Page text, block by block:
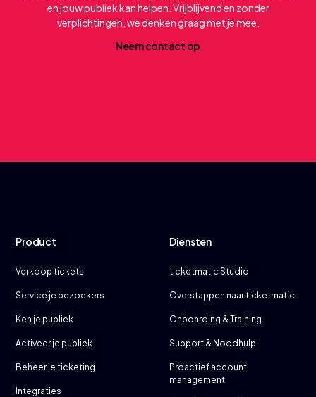
en jouw publiek kan helpen. Vrijblijvend en zonder
verplichtingen, we denken graag met je mee.
Neemcontact op
Product
Verkoop tickets
Service je bezoekers
Ken je publiek
Activeer je publiek
Beheer je ticketing
Integraties
Diensten
ticketmatic Studio
Overstappen naar ticketmatic
Onboarding & Training
Support & Noodhulp
Proactief account
management